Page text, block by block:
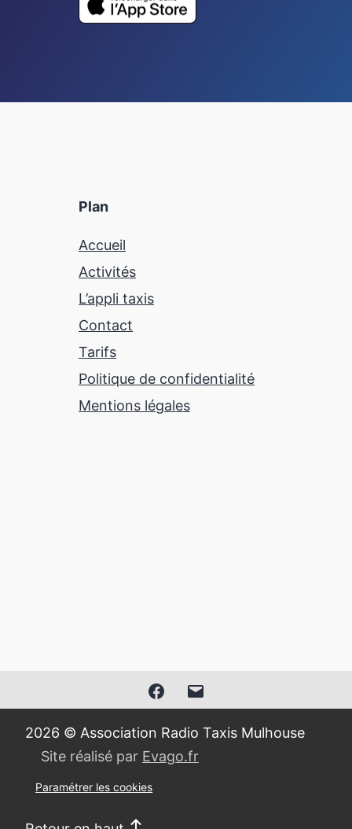
Plan
Accueil
Activités
L’appli taxis
Contact
Tarifs
Politique de confidentialité
Mentions légales
Facebook
mail
2026 © Association Radio Taxis Mulhouse
Site réalisé par Evago.fr
Paramétrer les cookies